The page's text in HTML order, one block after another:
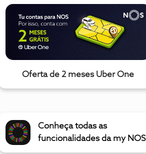
Oferta de 2 meses Uber One
Conheça todas as
funcionalidades da my NOS